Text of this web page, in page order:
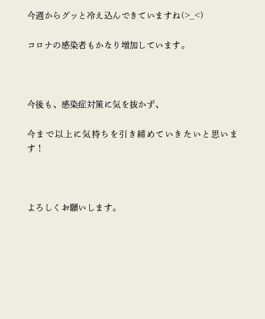
今週からグッと冷え込んできていますね(>_<)
コロナの感染者もかなり増加しています。
今後も、感染症対策に気を抜かず、
今まで以上に気持ちを引き締めていきたいと思いま
す！
よろしくお願いします。